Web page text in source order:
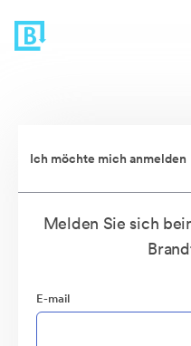
Ich möchte mich anmelden
Melden Sie sich
E-mail